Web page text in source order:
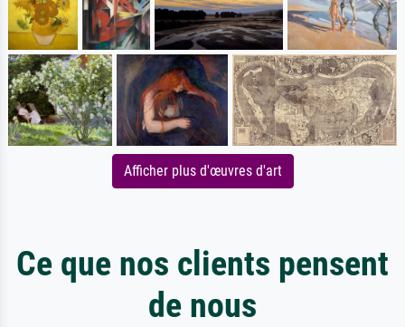
Afficher plus d'œuvres d'art
Ce que nos clients pensent
de nous